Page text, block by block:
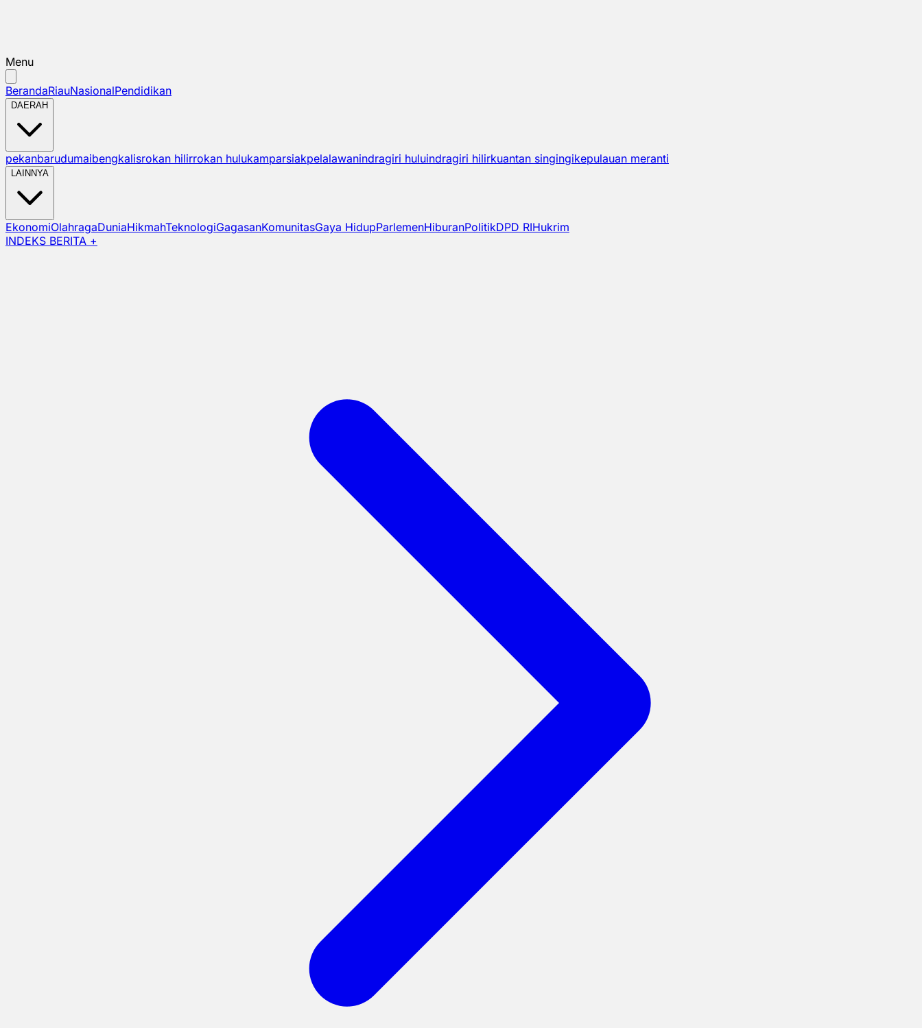
Menu
BerandaRiauNasionalPendidikan
DAERAH
pekanbarudumaibengkalisrokan hilirrokan hulukamparsiakpelalawanindragiri huluindragiri hilirkuantan singingikepulauan meranti
LAINNYA
EkonomiOlahragaDuniaHikmahTeknologiGagasanKomunitasGaya HidupParlemenHiburanPolitikDPD RIHukrim
INDEKS BERITA +